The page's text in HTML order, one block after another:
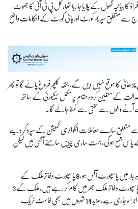
کا بیانیہ گھول کے پلایا جا رہا تھا، کل پی ٹی آئی کا جھوٹ
احتجاج سے متعلق سپریم کورٹ اور ہائی کورٹ کے احکامات واضح
چڑھائی کا موقع نہیں دیں گے، جتھہ کلچر فروغ پائے گا تو پھر
کے متعین کردہ مقام پر مکمل سیکیورٹی کے ساتھ
آنے والوں سے سختی سے نمٹا جائے گا۔
سے متعلق سارے معاملات انکوائری کمیشن کے سپرد کر دیے
پاس جمع ہو گی، بہت ساری چیزیں سامنے آ گئی ہیں لیکن
رانا ثناء اللّٰہ نے کہا کہ یقینی بنایا ہے کہ ہر بار میں پاسپورٹ آفس ہو، 8 پاسپورٹ دفاتر ملک کے
مختلف مقامات پر بن رہے ہیں، 179 پاسپورٹ دفاتر ملک بھر میں کام کر رہے ہیں، ملک کے 3
شہروں میں 48 گھنٹوں میں پاسپورٹ کا اجراء جاری ہے، مزید 14 شہروں میں بھی فاسٹ ٹریک